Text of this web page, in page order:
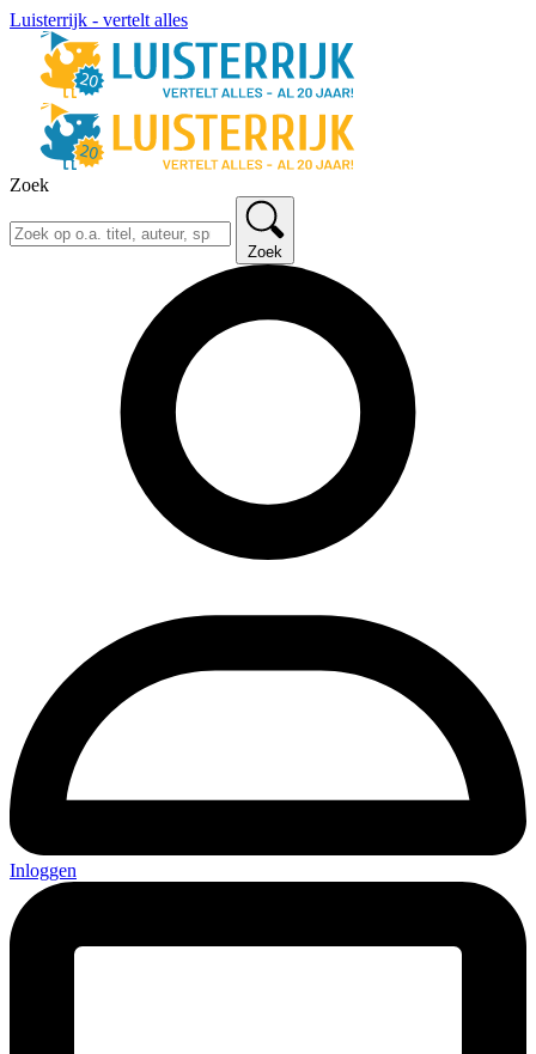
Luisterrijk - vertelt alles
Zoek
Zoek
Inloggen